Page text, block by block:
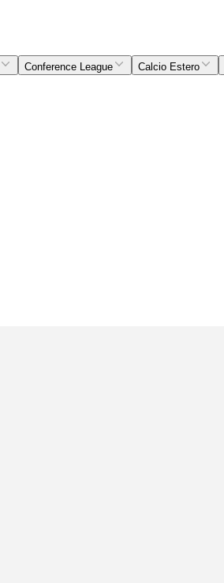
Conference League Calcio Estero